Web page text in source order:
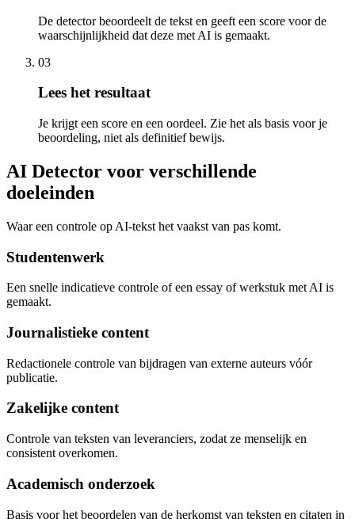
De detector beoordeelt de tekst en geeft een score voor de
waarschijnlijkheid dat deze met AI is gemaakt.
03
Lees het resultaat
Je krijgt een score en een oordeel. Zie het als basis voor je
beoordeling, niet als definitief bewijs.
AI Detector voor verschillende
doeleinden
Waar een controle op AI-tekst het vaakst van pas komt.
Studentenwerk
Een snelle indicatieve controle of een essay of werkstuk met AI is
gemaakt.
Journalistieke content
Redactionele controle van bijdragen van externe auteurs vóór
publicatie.
Zakelijke content
Controle van teksten van leveranciers, zodat ze menselijk en
consistent overkomen.
Academisch onderzoek
Basis voor het beoordelen van de herkomst van teksten en citaten in